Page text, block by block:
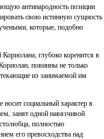
антинародность позиции
свою истинную сущность
которые, подобно
глубоко коренится в
повинны не только
из занимаемой им
социальный характер в
занят одной навязчивой
полностью
его превосходства над